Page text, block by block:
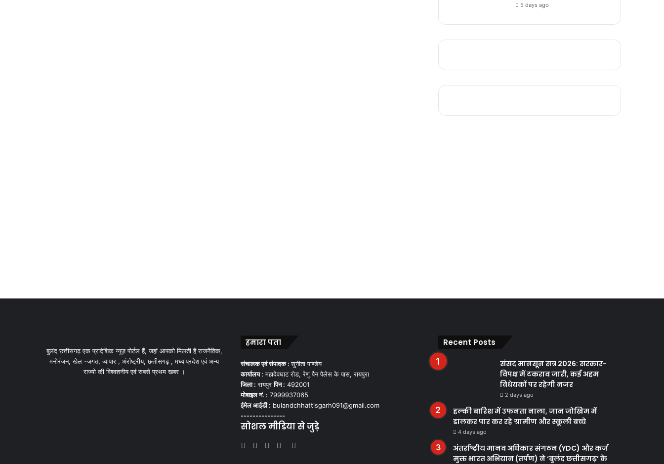
5 days ago
बुलंद छत्तीसगढ़ एक प्रादेशिक न्यूज़ पोर्टल हैं, जहां आपको मिलती हैं राजनैतिक,
मनोरंजन, खेल -जगत, व्यापार , अंर्राष्ट्रीय, छत्तीसगढ़ , मध्याप्रदेश एवं अन्य
राज्यो की विश्वशनीय एवं सबसे प्रथम खबर ।
हमारा पता
संचालक एवं संपादक :सुनीता पाण्डेय
कार्यालय : महादेवघाट रोड, रेणु पैन पैलेस के पास, रायपुरा
जिला : रायपुरपिन : 492001
मोबाइल नं. : 7999937065
ईमेल आईडी : bulandchhattisgarh091@gmail.com
---------------
सोशल मीडिया से जुड़े
Facebook
TwitterYouTubeInstagram
Recent Posts
संसद मानसून सत्र 2026: सरकार-
विपक्ष में टकराव जारी, कई अहम
विधेयकों पर रहेगी नजर
2 days ago
हल्की बारिश में उफनता नाला, जान जोखिम में
डालकर पार कर रहे ग्रामीण और स्कूली बच्चे
4 days ago
अंतर्राष्ट्रीय मानव अधिकार संगठन (YDC) और कर्ज
मुक्त भारत अभियान (तर्पण) ने ‘बुलंद छत्तीसगढ़’ के